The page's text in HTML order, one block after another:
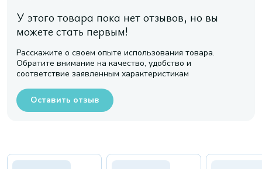
У этого товара пока нет отзывов, но вы
можете стать первым!
Расскажите о своем опыте использования товара.
Обратите внимание на качество, удобство и
соответствие заявленным характеристикам
Оставить отзыв